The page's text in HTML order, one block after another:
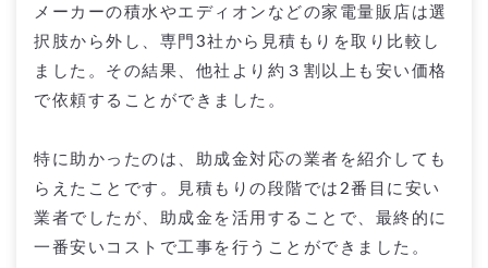
メーカーの積水やエディオンなどの家電量販店は選
択肢から外し、専門3社から見積もりを取り比較し
ました。その結果、他社より約３割以上も安い価格
で依頼することができました。
特に助かったのは、助成金対応の業者を紹介しても
らえたことです。見積もりの段階では2番目に安い
業者でしたが、助成金を活用することで、最終的に
一番安いコストで工事を行うことができました。